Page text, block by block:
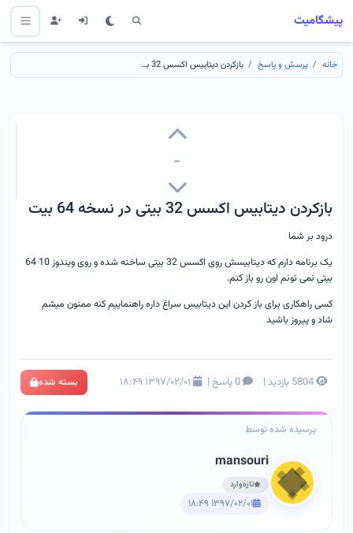
پیشگامیت
خانه پرسش و پاسخ بازکردن دیتابیس اکسس 32 بیتی در نسخه 64 بیت
-
بازکردن دیتابیس اکسس 32 بیتی در نسخه 64 بیت
درود بر شما
یک برنامه دارم که دیتابیسش روی اکسس 32 بیتی ساخته شده و روی ویندوز 10 64
بیتی نمی تونم اون رو باز کنم.
کسی راهکاری برای باز کردن این دیتابیس سراغ داره راهنماییم کنه ممنون میشم
شاد و پیروز باشید
5804 بازدید | 0 پاسخ | بسته شده
پرسیده شده توسط
mansouri
تازه‌وارد
۱۳۹۷/۰۲/۰۱ ۱۸:۴۹